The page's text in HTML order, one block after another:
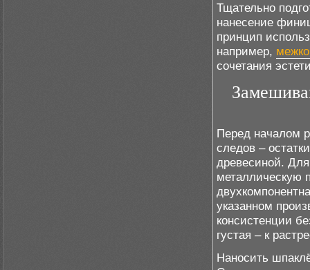
Тщательно
нанесение
принцип
например,
сочетания
Перед началом
следов –
древесиной.
металлическую
указанном
консистенции
густая – к
Наносить